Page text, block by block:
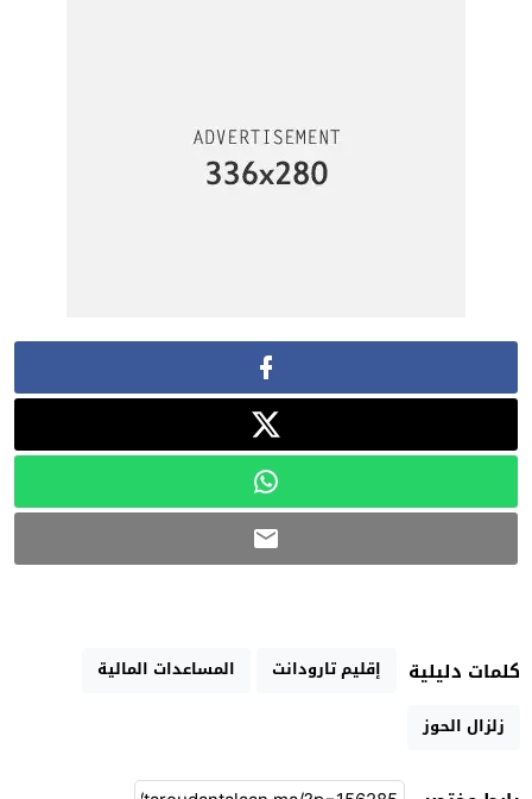
كلمات دليلية إقليم تارودانت
المساعدات المالية
زلزال الحوز